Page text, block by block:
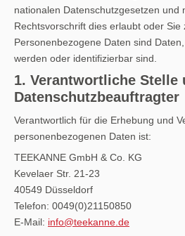
nationalen Datenschutzgesetzen und
Rechtsvorschrift dies erlaubt oder Sie
Personenbezogene Daten sind
werden oder identifizierbar sind.
1. Verantwortliche Stelle
Datenschutzbeauftragter
Verantwortlich für die Erhebung und
personenbezogenen Daten ist:
TEEKANNE GmbH & Co. KG
Kevelaer Str. 21-23
40549 Düsseldorf
Telefon: 0049(0)21150850
E-Mail: info@teekanne.de